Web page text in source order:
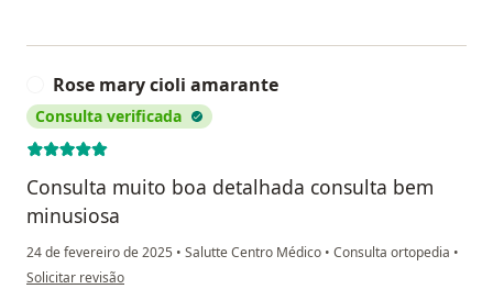
Rose mary cioli amarante
Consulta verificada
Consulta muito boa detalhada consulta bem
minusiosa
24 de fevereiro de 2025 • Salutte Centro Médico • Consulta ortopedia •
na opinião do utilizador Rose mary cioli amarante
Solicitar revisão